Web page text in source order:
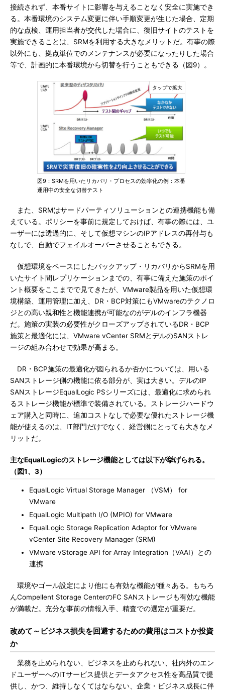
接続されず、本番サイトに影響を与えることなく安全に実施でき
る。本番環境のシステム変更に伴い手順変更が生じた場合、定期
的な点検、運用担当者が交代した場合に、復旧サイトのテストを
実施できることは、SRMを利用する大きなメリットだ。有事の際
以外にも、拠点単位でのメンテナンスが必要になったりした場合
等で、計画的に本番環境から切替を行うこともできる（図9）。
図9：SRMを用いたリカバリ・プロセスの効率化の例：本番
運用中の安全な切替テスト
また、SRMはサードパーティソリューションとの連携機能も備
えている。ポリシーを事前に規定しておけば、有事の際には、ユ
ーザーには透過的に、そして仮想マシンのIPアドレスの再付与も
なしで、自動でフェイルオーバーさせることもできる。
仮想環境をベースにしたバックアップ・リカバリからSRMを用
いたサイト間レプリケーションまでの、有事に備えた施策のポイ
ント概要をここまでで見てきたが、VMware製品を用いた仮想環
境構築、運用管理に加え、DR・BCP対策にもVMwareのテクノロ
ジとの高い親和性と機能連携が可能なのがデルのインフラ機器
だ。施策の実装の必要性がクローズアップされているDR・BCP
施策と最適化には、VMware vCenter SRMとデルのSANストレ
ージの組み合わせで効果が高まる。
DR・BCP施策の最適化が図られるか否かについては、用いる
SANストレージ側の機能に依る部分が、実は大きい。デルのIP
SANストレージEqualLogic PSシリーズには、最適化に求められ
るストレージ機能が標準で装備されている。ストレージハードウ
ェア購入と同時に、追加コストなしで必要な優れたストレージ機
能が使えるのは、IT部門だけでなく、経営側にとっても大きなメ
リットだ。
主なEqualLogicのストレージ機能としては以下が挙げられる。
（図1、3）
EqualLogic Virtual Storage Manager （VSM） for
VMware
EqualLogic Multipath I/O (MPIO) for VMware
EqualLogic Storage Replication Adaptor for VMware
vCenter Site Recovery Manager (SRM)
VMware vStorage API for Array Integration（VAAI）との
連携
環境やゴール設定により他にも有効な機能が種々ある。もちろ
んCompellent Storage CenterのFC SANストレージも有効な機能
が満載だ。充分な事前の情報入手、精査での選定が重要だ。
改めて～ビジネス損失を回避するための費用はコストか投資
か
業務を止められない、ビジネスを止められない、社内外のエン
ドユーザーへのITサービス提供とデータアクセス性を高品質で提
供し、かつ、維持しなくてはならない、企業・ビジネス成長に伴